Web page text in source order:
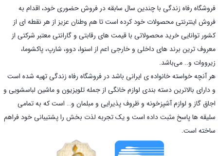
فروشگاه رفاه زندگی با چندین سال سابقه در فروش حضوری خود، اقدام به
فروش اینترنتی محصولات خود کرده است تا هم وطنان عزیز از هر نقطه ای از
کشور توانایی خرید محصولاتی با قیمت های رقابتی و گارانتی معتبر شرکتی از
معروف ترین برند های داخلی و خارجی اعم از اسنوا، دوو، شارپ، پاکشوما،
زیرووات و.. می‌باشد.
هر آنچه خواسته خانواده ی ایرانی باشد در فروشگاه رفاه زندگی تهیه شده است
و دارای بالاترین دسته بندی لوازم خانگی از جمله تلویزیون و ماشین لباسشویی و
اجاق گاز و لوازم آشپزخونه و ظروف پذیرایی و مبلمان و… است که به تمامی
سلیقه ها پاسخ مثبت داده است و یک تجربه لذت بخش را پشتیبانی خود فراهم
ساخته است.